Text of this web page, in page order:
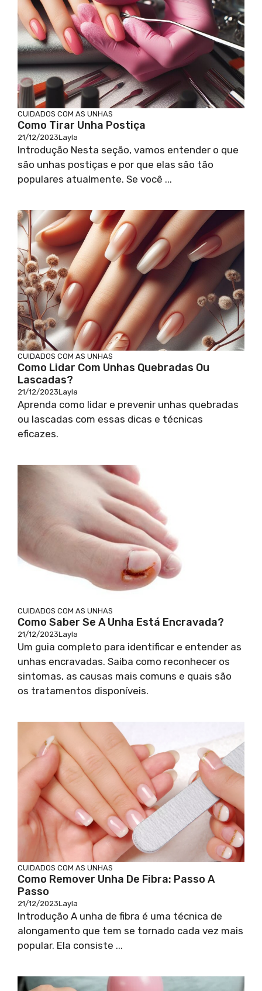
CUIDADOS COM AS UNHAS
Como Tirar Unha Postiça
21/12/2023Layla
Introdução Nesta seção, vamos entender o que
são unhas postiças e por que elas são tão
populares atualmente. Se você ...
CUIDADOS COM AS UNHAS
Como Lidar Com Unhas Quebradas Ou
Lascadas?
21/12/2023Layla
Aprenda como lidar e prevenir unhas quebradas
ou lascadas com essas dicas e técnicas
eficazes.
CUIDADOS COM AS UNHAS
Como Saber Se A Unha Está Encravada?
21/12/2023Layla
Um guia completo para identificar e entender as
unhas encravadas. Saiba como reconhecer os
sintomas, as causas mais comuns e quais são
os tratamentos disponíveis.
CUIDADOS COM AS UNHAS
Como Remover Unha De Fibra: Passo A
Passo
21/12/2023Layla
Introdução A unha de fibra é uma técnica de
alongamento que tem se tornado cada vez mais
popular. Ela consiste ...